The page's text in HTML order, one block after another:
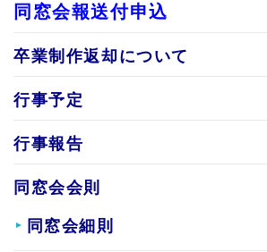
同窓会報送付申込
卒業制作返却について
行事予定
行事報告
同窓会会則
同窓会細則